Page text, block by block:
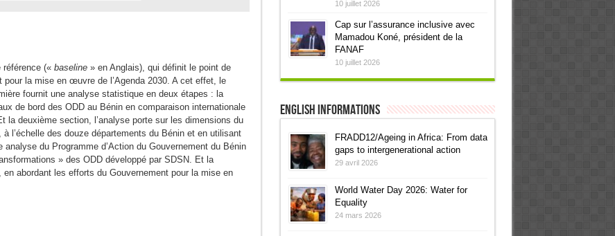
référence (« baseline » en Anglais), qui définit le point de
la mise en œuvre de l’Agenda 2030. A cet effet, le
fournit une analyse statistique en deux étapes : la
de bord des ODD au Bénin en comparaison internationale
deuxième section, l’analyse porte sur les dimensions du
à l’échelle des douze départements du Bénin et en utilisant
du Programme d’Action du Gouvernement du Bénin
» des ODD développé par SDSN. Et la
abordant les efforts du Gouvernement pour la mise en
10 juillet 2026
Cap sur l’assurance inclusive avec
Mamadou Koné, président de la
FANAF
10 juillet 2026
English informations
FRADD12/Ageing in Africa: From data
gaps to intergenerational action
29 avril 2026
World Water Day 2026: Water for
Equality
24 mars 2026